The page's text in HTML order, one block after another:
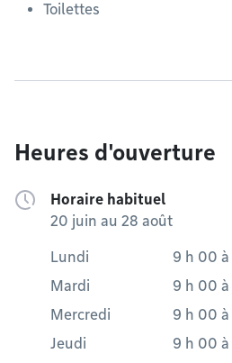
Toilettes
Heures d'ouverture
Horaire habituel
20 juin au 28 août
Lundi 9 h 00 à
Mardi
9 h 00 à
Mercredi
9 h 00 à
Jeudi
9 h 00 à